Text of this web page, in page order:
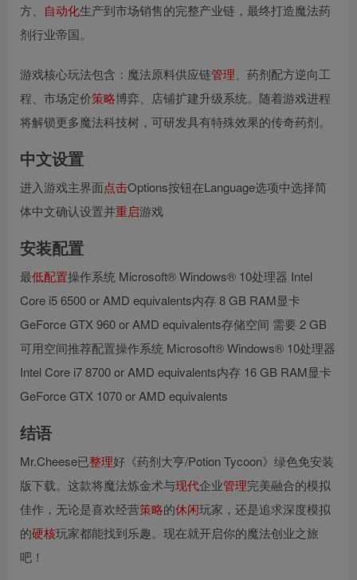
方、 自动化生产到市场销售的完整产业链，最终打造魔法药
剂行业帝国。
游戏核心玩法包含：魔法原料供应链管理 、药剂配方逆向工
程、市场定价策略博弈、店铺扩建升级系统。随着游戏进程
将解锁更多魔法科技树，可研发具有特殊效果的传奇药剂。
中文设置
进入游戏主界面点击Options按钮在Language选项中选择简
体中文确认设置并重启游戏
安装配置
最低配置操作系统 Microsoft® Windows® 10处理器 Intel
Core i5 6500 or AMD equivalents内存 8 GB RAM显卡
GeForce GTX 960 or AMD equivalents存储空间 需要 2 GB
可用空间推荐配置操作系统 Microsoft® Windows® 10处理器
Intel Core i7 8700 or AMD equivalents内存 16 GB RAM显卡
GeForce GTX 1070 or AMD equivalents
结语
Mr.Cheese已整理好《药剂大亨/Potion Tycoon》绿色免安装
版下载。这款将魔法炼金术与现代企业管理完美融合的模拟
佳作，无论是喜欢经营策略的休闲玩家，还是追求深度模拟
的硬核玩家都能找到乐趣。现在就开启你的魔法创业之旅
吧！